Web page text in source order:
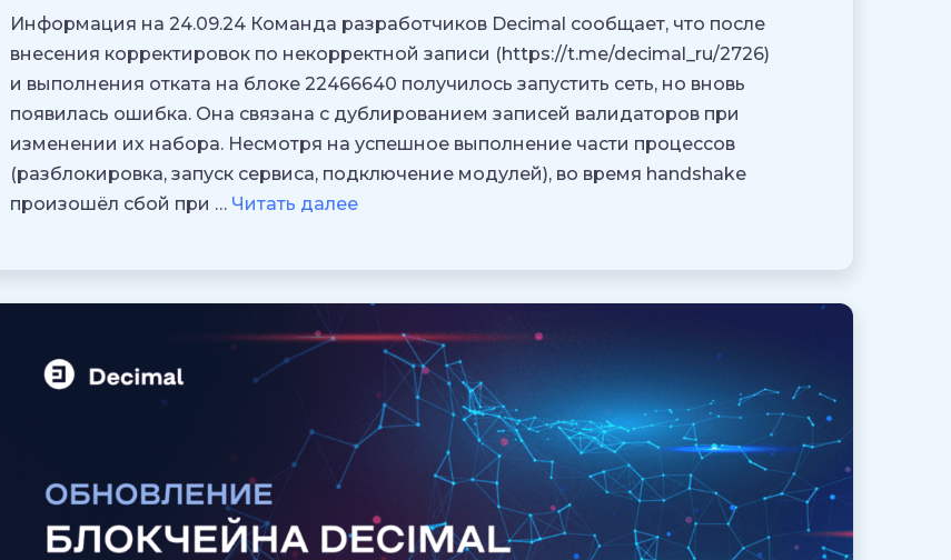
Информация на 24.09.24 Команда разработчиков Decimal сообщает, что после
внесения корректировок по некорректной записи (https://t.me/decimal_ru/2726)
и выполнения отката на блоке 22466640 получилось запустить сеть, но вновь
появилась ошибка. Она связана с дублированием записей валидаторов при
изменении их набора. Несмотря на успешное выполнение части процессов
(разблокировка, запуск сервиса, подключение модулей), во время handshake
произошёл сбой при … Читать далее